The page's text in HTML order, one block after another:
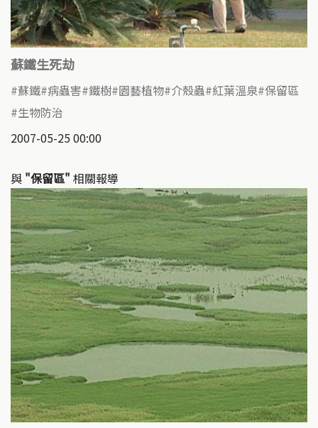
蘇鐵生死劫
蘇鐵 病蟲害 鐵樹 園藝植物 介殼蟲 紅葉溫泉 保留區
生物防治
2007-05-25 00:00
與 "保留區" 相關報導